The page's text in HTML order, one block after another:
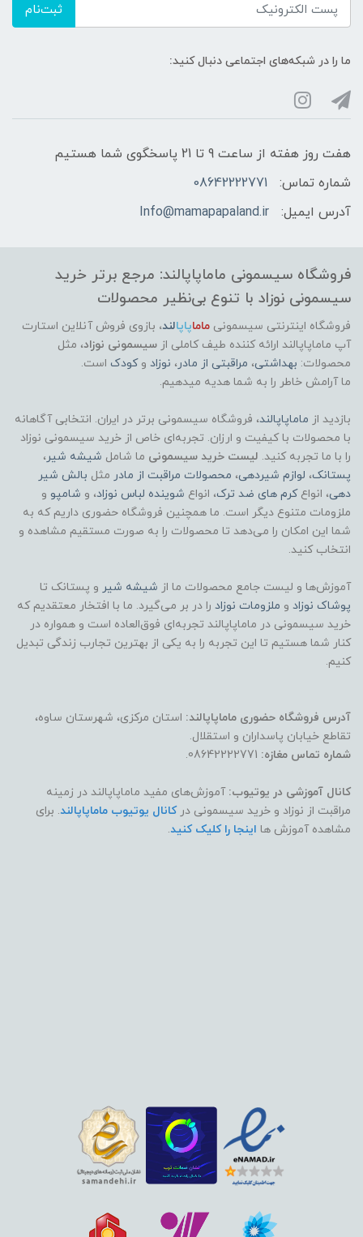
ثبت‌نام
ما را در شبکه‌های اجتماعی دنبال کنید:
هفت روز هفته از ساعت 9 تا 21 پاسخگوی شما هستیم
شماره تماس:
08642222771
آدرس ایمیل:
Info@mamapapaland.ir
فروشگاه سیسمونی ماماپاپالند: مرجع برتر خرید
سیسمونی نوزاد با تنوع بی‌نظیر محصولات
فروشگاه اینترنتی سیسمونی ماماپاپالند، بازوی فروش آنلاین استارت
آپ ماماپاپالند ارائه کننده طیف کاملی از سیسمونی نوزاد، مثل
محصولات: بهداشتی، مراقبتی از مادر، نوزاد وکودک است.
ما آرامش خاطر را به شما هدیه میدهیم.
بازدید از ماماپاپالند، فروشگاه سیسمونی برتر در ایران. انتخابی آگاهانه
با محصولات با کیفیت و ارزان. تجربه‌ای خاص از خرید سیسمونی نوزاد
را با ما تجربه کنید. لیست خرید سیسمونی ما شامل شیشه شیر،
پستانک، لوازم شیردهی، محصولات مراقبت از مادر مثل بالش شیر
دهی، انواعکرم های ضد ترک، انواع شوینده لباس نوزاد، و شامپو و
ملزومات متنوع دیگر است. ما همچنین فروشگاه حضوری داریم که به
شما این امکان را می‌دهد تا محصولات را به صورت مستقیم مشاهده و
انتخاب کنید.
آموزش‌ها و لیست جامع محصولات ما از شیشه شیر و پستانک تا
پوشاک نوزاد و ملزومات نوزاد را در بر می‌گیرد. ما با افتخار معتقدیم که
خرید سیسمونی در ماماپاپالند تجربه‌ای فوق‌العاده است و همواره در
کنار شما هستیم تا این تجربه را به یکی از بهترین تجارب زندگی تبدیل
کنیم.
آدرس فروشگاه حضوری ماماپاپالند: استان مرکزی، شهرستان ساوه،
تقاطع خیابان پاسداران و استقلال.
شماره تماس مغازه:
کانال آموزشی در یوتیوب: آموزش‌های مفید ماماپاپالند در زمینه
مراقبت از نوزاد و خرید سیسمونی درکانال یوتیوب ماماپاپالند. برای
مشاهده آموزش ها اینجا را کلیک کنید.